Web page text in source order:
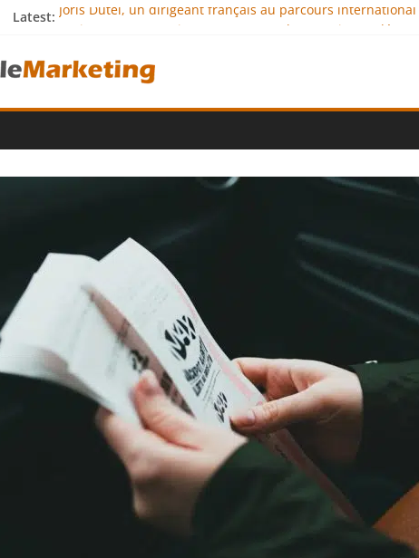
Latest: Joris Dutel, un dirigeant français au parcours
JCA Academy : l’excellence au service de l’indépendance
Denis Bouclon : la diplomatie éducative comme moteur de